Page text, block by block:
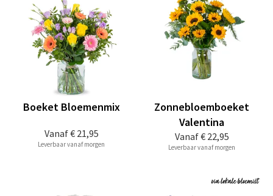
Vanaf€ 21,95
Boeket Bloemenmix
Leverbaar vanaf morgen
Vanaf€ 22,95
Zonnebloemboeket
Valentina
Leverbaar vanaf morgen